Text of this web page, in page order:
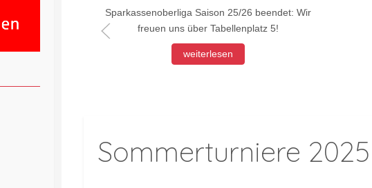
Sparkassenoberliga Saison 25/26 beendet: Wir
freuen uns über Tabellenplatz 5!
weiterlesen
Sommerturniere 2025